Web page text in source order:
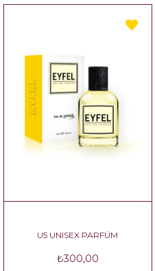
U5 UNISEX PARFÜM
₺300,00